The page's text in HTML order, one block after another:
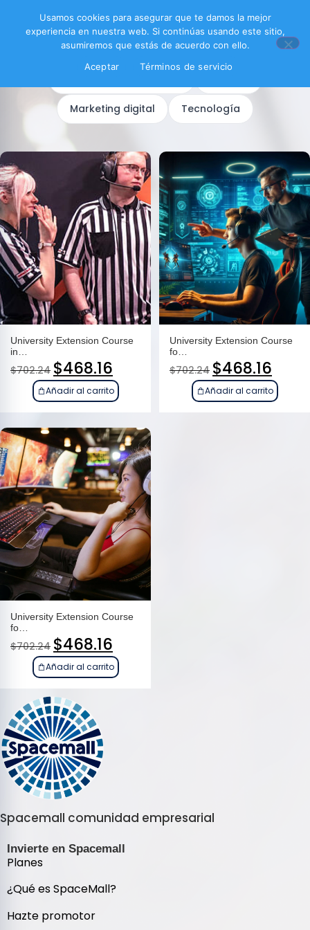
Filtrar productos
SUBCATEGORÍAS
Marketing digital Tecnología
University Extension Course
in…
$702.24 $468.16
Añadir al carrito
University Extension Course
fo…
$702.24 $468.16
Añadir al carrito
University Extension Course
fo…
$702.24 $468.16
Añadir al carrito
Spacemall comunidad empresarial
Invierte en Spacemall
Planes
¿Qué es SpaceMall?
Hazte promotor
Usamos cookies para asegurar que te damos la mejor
experiencia en nuestra web. Si continúas usando este sitio,
asumiremos que estás de acuerdo con ello.
Aceptar
Términos de servicio